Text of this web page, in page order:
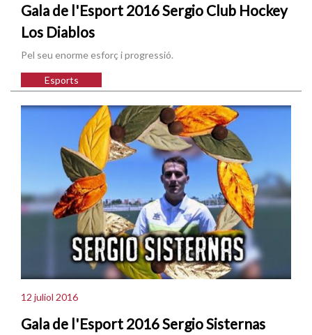
Gala de l'Esport 2016 Sergio Club Hockey
Los Diablos
Pel seu enorme esforç i progressió.
Esports
12 juliol 2016
Gala de l'Esport 2016 Sergio Sisternas